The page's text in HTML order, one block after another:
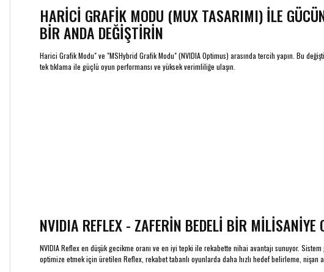
HARİCİ GRAFİK MODU (MUX TASARIMI) İLE
BİR ANDA DEĞİŞTİRİN
Harici Grafik Modu" ve "MSHybrid Grafik Modu" (NVIDIA Optimus) arasında tercih yapın. Bu
tek tıklama ile güçlü oyun performansı ve yüksek verimliliğe ulaşın.
NVIDIA REFLEX - ZAFERİN BEDELİ BİR MİLİSANİYE
NVIDIA Reflex en düşük gecikme oranı ve en iyi tepki ile rekabette nihai avantajı sunuyor.
optimize etmek için üretilen Reflex, rekabet tabanlı oyunlarda daha hızlı hedef belirleme, nişan